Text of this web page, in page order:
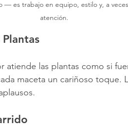
— es trabajo en equipo, estilo y, a
atención.
atiende las plantas como si
maceta un cariñoso toque.